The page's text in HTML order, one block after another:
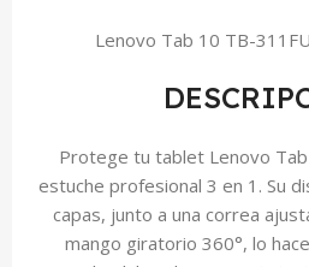
Lenovo Tab 10 TB-
Protege tu tablet Lenovo
estuche profesional 3 en 1. Su
capas, junto a una correa
mango giratorio 360°, lo